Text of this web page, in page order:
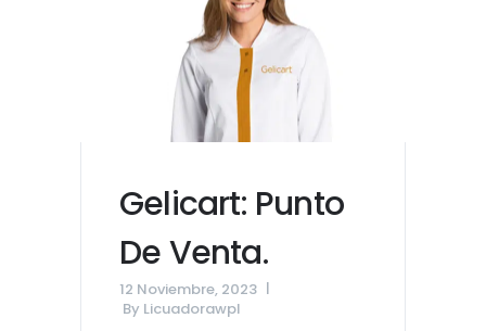
Gelicart: Punto
De Venta.
12 Noviembre, 2023
By Licuadorawpl